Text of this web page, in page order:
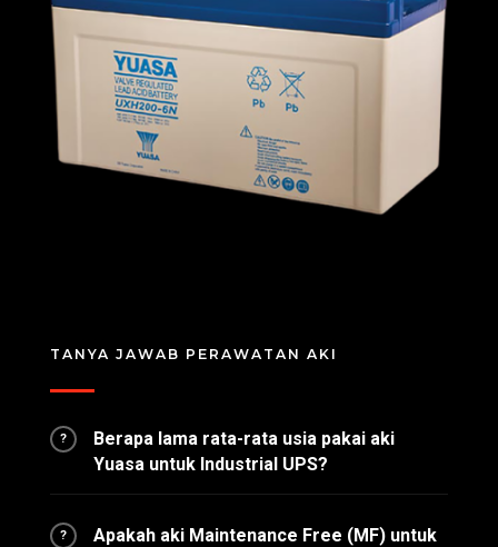
TANYA JAWAB PERAWATAN AKI
?
Berapa lama rata-rata usia pakai aki
Yuasa untuk Industrial UPS?
?
Apakah aki Maintenance Free (MF) untuk